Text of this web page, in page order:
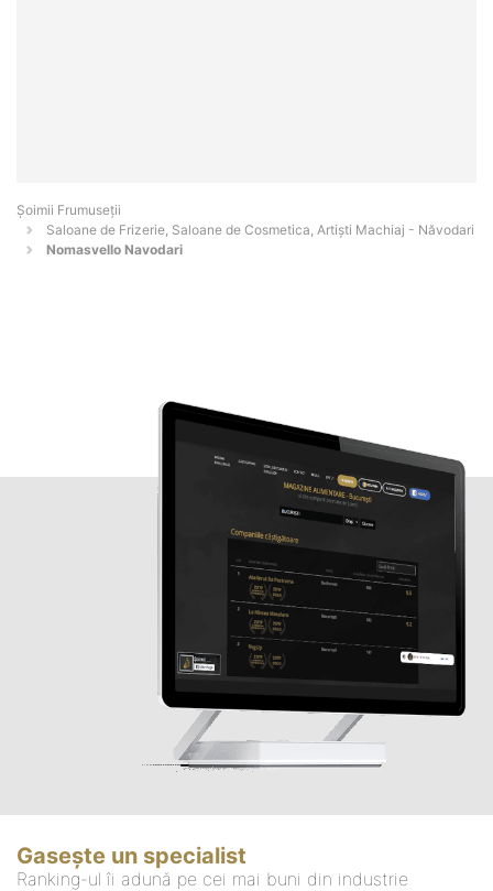
Șoimii Frumuseții
Saloane de Frizerie, Saloane de Cosmetica, Artiști Machiaj - Năvodari
Nomasvello Navodari
Gasește un specialist
Ranking-ul îi adună pe cei mai buni din industrie